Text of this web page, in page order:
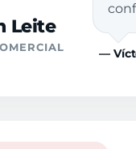
Leite
—